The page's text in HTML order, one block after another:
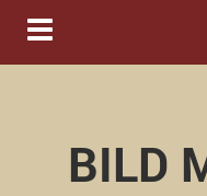
Navigation ein-/
BILD